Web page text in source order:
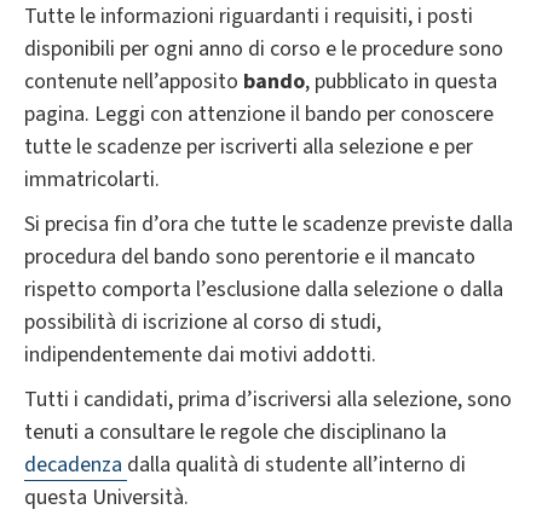
Tutte le informazioni riguardanti i requisiti, i posti
disponibili per ogni anno di corso e le procedure sono
contenute nell’apposito bando, pubblicato in questa
pagina. Leggi con attenzione il bando per conoscere
tutte le scadenze per iscriverti alla selezione e per
immatricolarti.
Si precisa fin d’ora che tutte le scadenze previste dalla
procedura del bando sono perentorie e il mancato
rispetto comporta l’esclusione dalla selezione o dalla
possibilità di iscrizione al corso di studi,
indipendentemente dai motivi addotti.
Tutti i candidati, prima d’iscriversi alla selezione, sono
tenuti a consultare le regole che disciplinano la
decadenza dalla qualità di studente all’interno di
questa Università.